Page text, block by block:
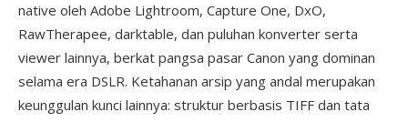
native oleh Adobe Lightroom, Capture One, DxO,
RawTherapee, darktable, dan puluhan konverter serta
viewer lainnya, berkat pangsa pasar Canon yang dominan
selama era DSLR. Ketahanan arsip yang andal merupakan
keunggulan kunci lainnya: struktur berbasis TIFF dan tata